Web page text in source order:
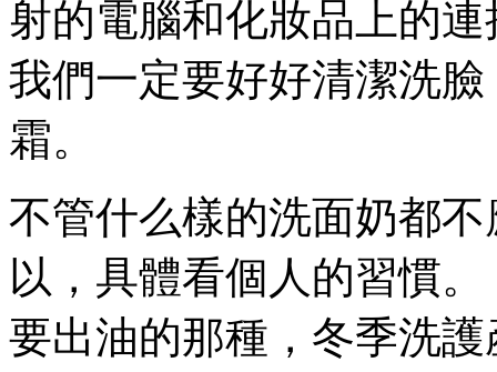
射的電腦和化妝品上的
我們一定要好好清潔洗
霜。
不管什么樣的洗面奶都
以，具體看個人的習慣
要出油的那種，冬季洗